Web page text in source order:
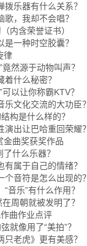
拨乐器有什么关系？
歌，我却不会唱？
内含荣誉证书）
是一种时空胶囊？
律
然源于动物叫声？
着什么秘密？
以让你称霸KTV？
乐文化交流的大功臣？
构是什么样的？
演出让巴哈重回荣耀？
金曲奖获奖作品
什么乐器？
有属于自己的情绪？
个音符是怎么出现的？
音乐”有什么作用？
周朝就被发明了？
曲作业点评
就像用了“美拍”？
只老虎》更有美感？